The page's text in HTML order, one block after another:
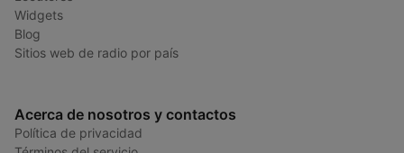
Widgets
Blog
Sitios web de radio por país
Acerca de nosotros y contactos
Política de privacidad